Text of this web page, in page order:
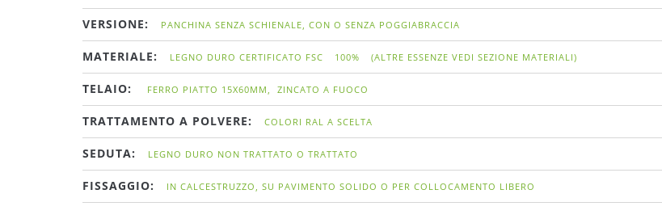
VERSIONE: PANCHINA SENZA SCHIENALE, CON O SENZA POGGIABRACCIA
MATERIALE: LEGNO DURO CERTIFICATO FSC 100% (ALTRE ESSENZE VEDI SEZIONE MATERIALI)
TELAIO: FERRO PIATTO 15X60MM, ZINCATO A FUOCO
TRATTAMENTO A POLVERE: COLORI RAL A SCELTA
SEDUTA: LEGNO DURO NON TRATTATO O TRATTATO
FISSAGGIO: IN CALCESTRUZZO, SU PAVIMENTO SOLIDO O PER COLLOCAMENTO LIBERO